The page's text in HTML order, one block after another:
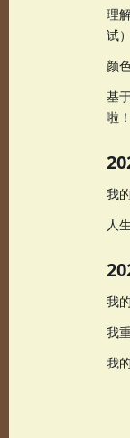
理
试）
颜
基
啦！
我
人
我
我
我